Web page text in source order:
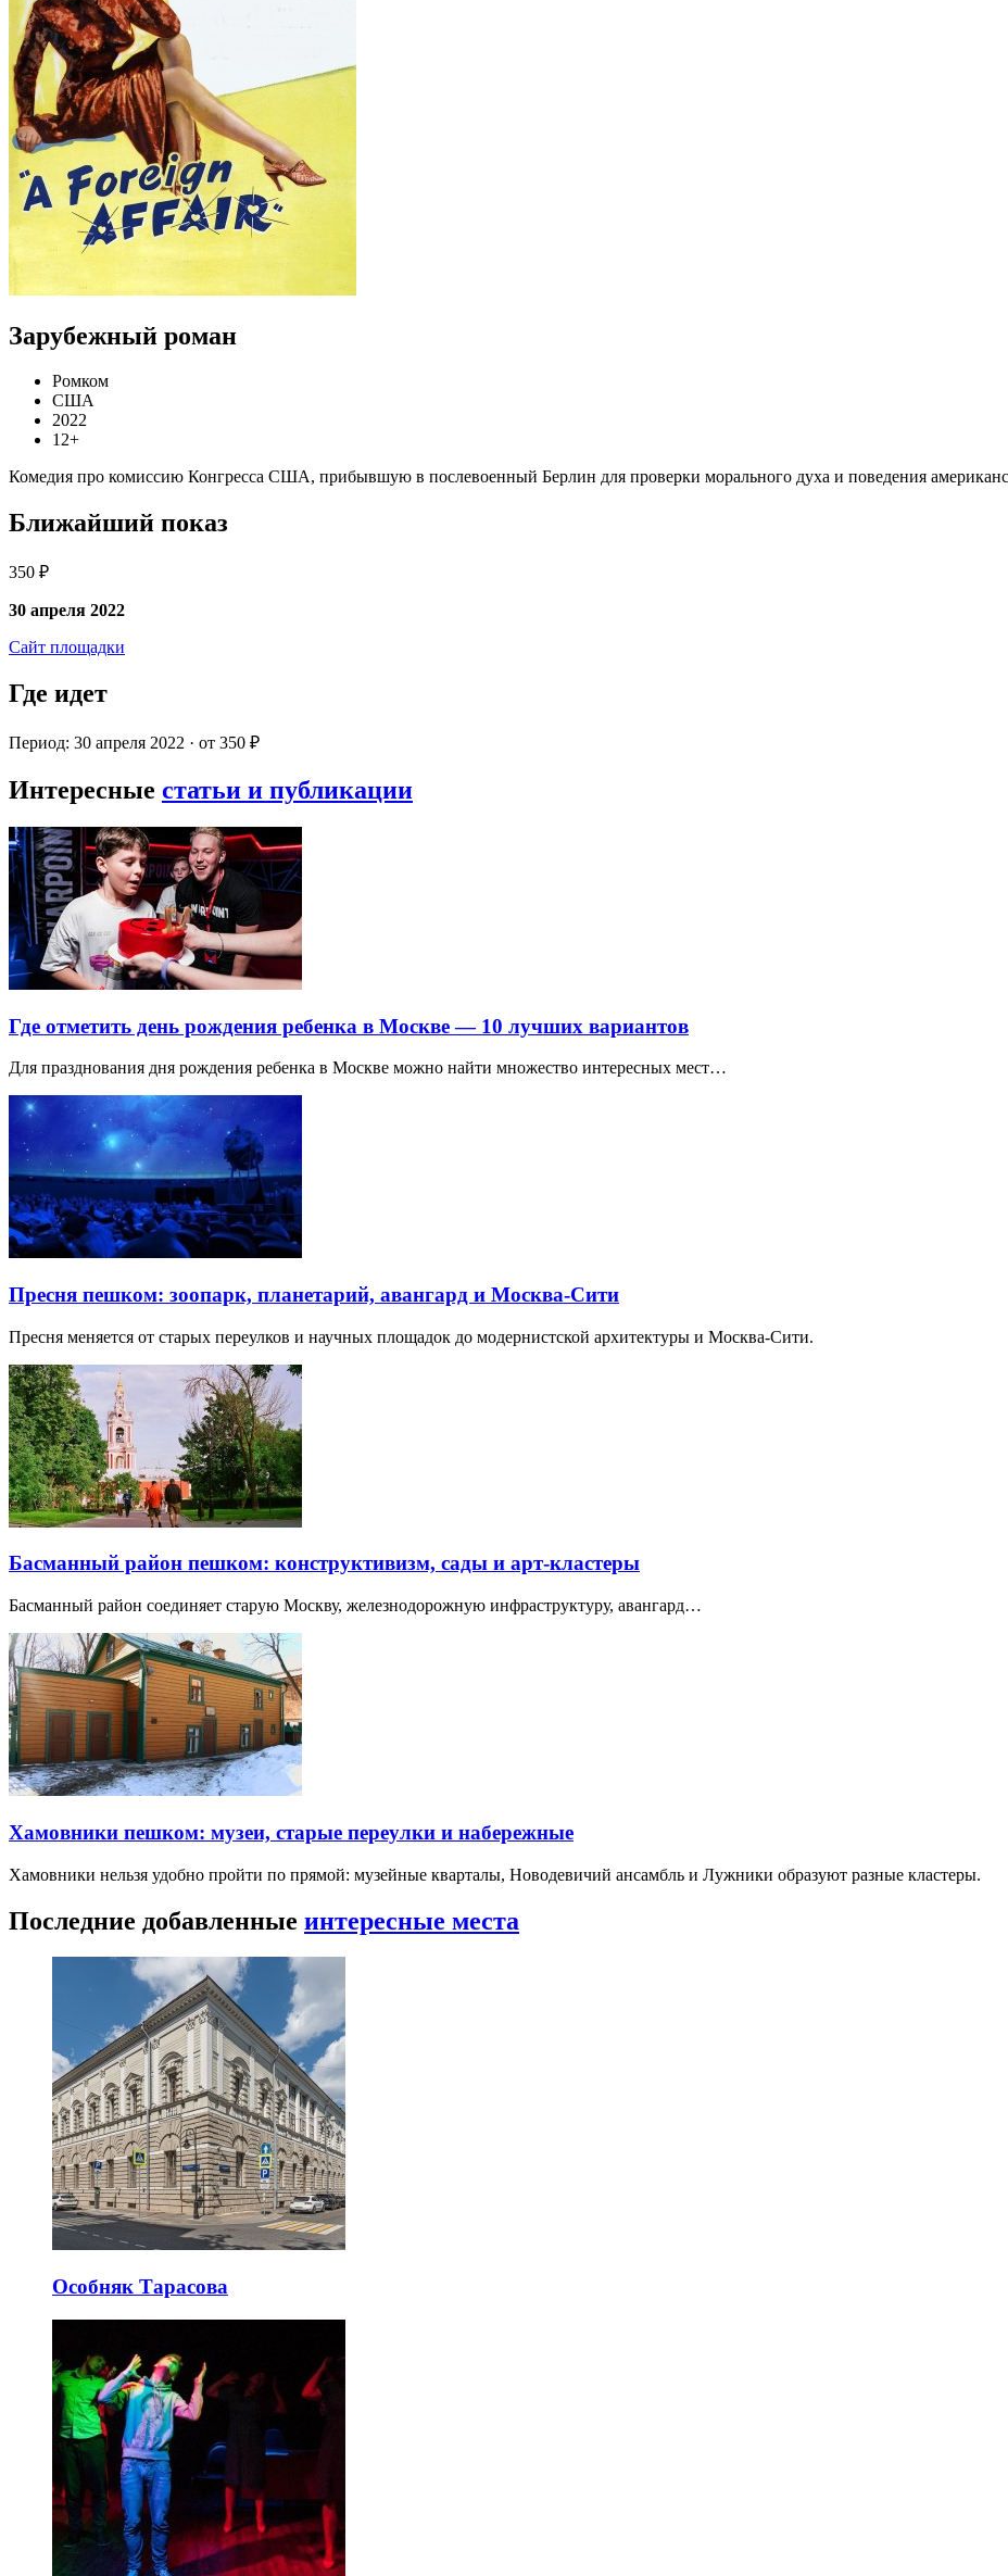
Зарубежный роман
Ромком
США
2022
12+
Комедия про комиссию Конгресса США, прибывшую в послевоенный Берлин для проверки морального духа и поведения
Ближайший показ
350 ₽
30 апреля 2022
Сайт площадки
Где идет
Период: 30 апреля 2022 · от 350 ₽
Интересные статьи и публикации
Где отметить день рождения ребенка в Москве — 10 лучших вариантов
Для празднования дня рождения ребенка в Москве можно найти множество интересных мест…
Пресня пешком: зоопарк, планетарий, авангард и Москва-Сити
Пресня меняется от старых переулков и научных площадок до модернистской архитектуры и Москва-Сити.
Басманный район пешком: конструктивизм, сады и арт-кластеры
Басманный район соединяет старую Москву, железнодорожную инфраструктуру, авангард…
Хамовники пешком: музеи, старые переулки и набережные
Хамовники нельзя удобно пройти по прямой: музейные кварталы, Новодевичий ансамбль и Лужники образуют разные кластеры.
Последние добавленные интересные места
Особняк Тарасова